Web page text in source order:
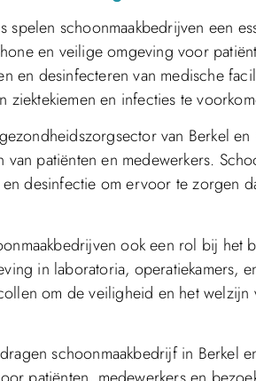
schoonmaakbedrijven een
en veilige omgeving voor
en desinfecteren van medische
en infecties te
van Berkel
patiënten en medewerkers.
desinfectie om ervoor te zorgen
ook een rol bij het
in laboratoria, operatiekamers,
om de veiligheid en het welzijn
schoonmaakbedrijf in Berkel